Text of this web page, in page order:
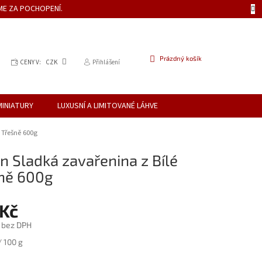
ZA POCHOPENÍ.
CENY V: CZK Přihlášení
NÁKUPNÍ
Prázdný košík
LUXUSNÍ A LIMITOVANÉ LÁHVE
600g
Sladká zavařenina z Bílé
600g
DPH
100 g